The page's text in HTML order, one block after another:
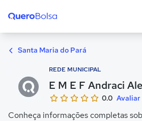
Santa Maria do Pará
REDE MUNICIPAL
E M E F Andraci
0.0 Avaliar
Conheça informações completas